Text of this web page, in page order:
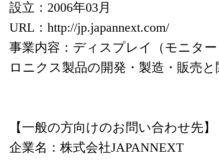
設立：2006年03月
URL： http://jp.japannext.com/
事業内容：ディスプレイ（モニタ
ロニクス製品の開発・製造・販売
【一般の方向けのお問い合わせ先】
企業名：株式会社JAPANNEXT